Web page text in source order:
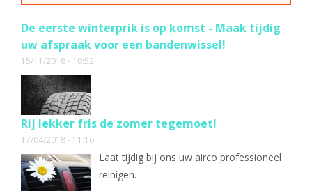
De eerste winterprik is op komst - Maak tijdig
uw afspraak voor een bandenwissel!
15/11/2018 - 10:52
Rij lekker fris de zomer tegemoet!
17/04/2018 - 11:16
Laat tijdig bij ons uw airco professioneel
reinigen.